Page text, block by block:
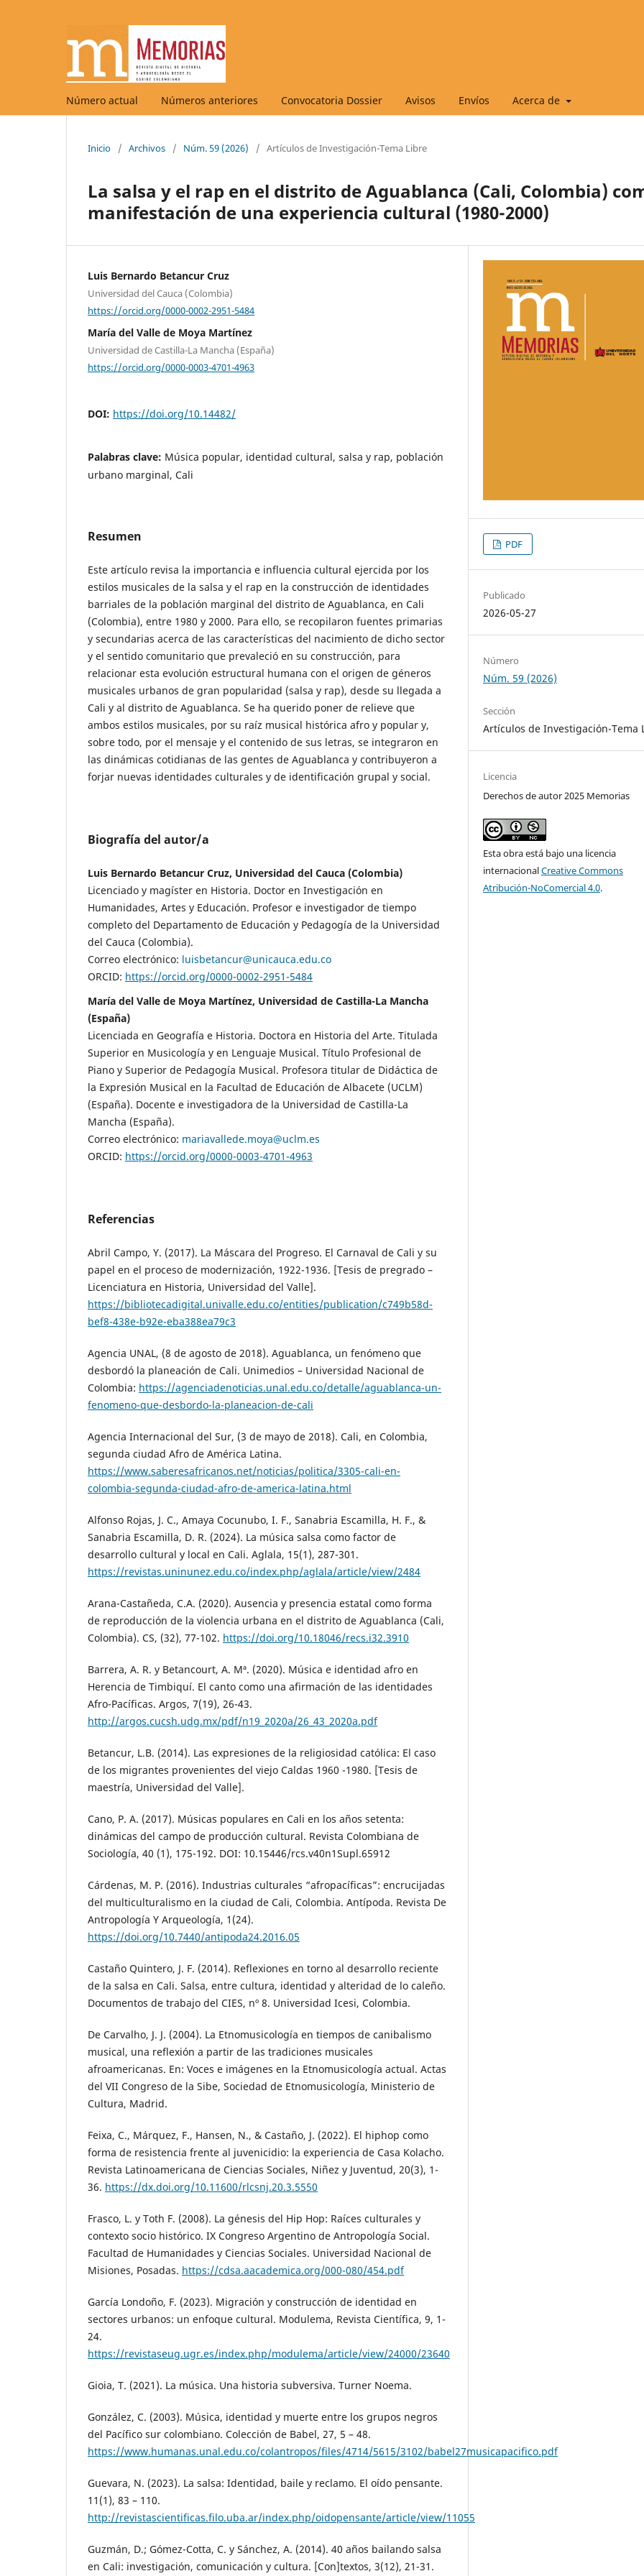
Número actual Números anteriores Convocatoria Dossier Avisos Envíos Acerca de
Inicio / Archivos / Núm. 59 (2026) / Artículos de Investigación-Tema Libre
La salsa y el rap en el distrito de Aguablanca (Cali, Colombia)
manifestación de una experiencia cultural (1980-2000)
Luis Bernardo Betancur Cruz
Universidad del Cauca (Colombia)
https://orcid.org/0000-0002-2951-5484
María del Valle de Moya Martínez
Universidad de Castilla-La Mancha (España)
https://orcid.org/0000-0003-4701-4963
DOI: https://doi.org/10.14482/
Palabras clave: Música popular, identidad cultural, salsa y rap, población
urbano marginal, Cali
Resumen
Este artículo revisa la importancia e influencia cultural ejercida por los
estilos musicales de la salsa y el rap en la construcción de identidades
barriales de la población marginal del distrito de Aguablanca, en Cali
(Colombia), entre 1980 y 2000. Para ello, se recopilaron fuentes primarias
y secundarias acerca de las características del nacimiento de dicho sector
y el sentido comunitario que prevaleció en su construcción, para
relacionar esta evolución estructural humana con el origen de géneros
musicales urbanos de gran popularidad (salsa y rap), desde su llegada a
Cali y al distrito de Aguablanca. Se ha querido poner de relieve que
ambos estilos musicales, por su raíz musical histórica afro y popular y,
sobre todo, por el mensaje y el contenido de sus letras, se integraron en
las dinámicas cotidianas de las gentes de Aguablanca y contribuyeron a
forjar nuevas identidades culturales y de identificación grupal y social.
Biografía del autor/a
Luis Bernardo Betancur Cruz, Universidad del Cauca (Colombia)
Licenciado y magíster en Historia. Doctor en Investigación en
Humanidades, Artes y Educación. Profesor e investigador de tiempo
completo del Departamento de Educación y Pedagogía de la Universidad
del Cauca (Colombia).
Correo electrónico: luisbetancur@unicauca.edu.co
ORCID: https://orcid.org/0000-0002-2951-5484
María del Valle de Moya Martínez, Universidad de Castilla-La Mancha
(España)
Licenciada en Geografía e Historia. Doctora en Historia del Arte. Titulada
Superior en Musicología y en Lenguaje Musical. Título Profesional de
Piano y Superior de Pedagogía Musical. Profesora titular de Didáctica de
la Expresión Musical en la Facultad de Educación de Albacete (UCLM)
(España). Docente e investigadora de la Universidad de Castilla-La
Mancha (España).
Correo electrónico: mariavallede.moya@uclm.es
ORCID: https://orcid.org/0000-0003-4701-4963
Referencias
Abril Campo, Y. (2017). La Máscara del Progreso. El Carnaval de Cali y su
papel en el proceso de modernización, 1922-1936. [Tesis de pregrado –
Licenciatura en Historia, Universidad del Valle].
https://bibliotecadigital.univalle.edu.co/entities/publication/c749b58d-
bef8-438e-b92e-eba388ea79c3
Agencia UNAL, (8 de agosto de 2018). Aguablanca, un fenómeno que
desbordó la planeación de Cali. Unimedios – Universidad Nacional de
Colombia: https://agenciadenoticias.unal.edu.co/detalle/aguablanca-un-
fenomeno-que-desbordo-la-planeacion-de-cali
Agencia Internacional del Sur, (3 de mayo de 2018). Cali, en Colombia,
segunda ciudad Afro de América Latina.
https://www.saberesafricanos.net/noticias/politica/3305-cali-en-
colombia-segunda-ciudad-afro-de-america-latina.html
Alfonso Rojas, J. C., Amaya Cocunubo, I. F., Sanabria Escamilla, H. F., &
Sanabria Escamilla, D. R. (2024). La música salsa como factor de
desarrollo cultural y local en Cali. Aglala, 15(1), 287-301.
https://revistas.uninunez.edu.co/index.php/aglala/article/view/2484
Arana-Castañeda, C.A. (2020). Ausencia y presencia estatal como forma
de reproducción de la violencia urbana en el distrito de Aguablanca (Cali,
Colombia). CS, (32), 77-102. https://doi.org/10.18046/recs.i32.3910
Barrera, A. R. y Betancourt, A. Mª. (2020). Música e identidad afro en
Herencia de Timbiquí. El canto como una afirmación de las identidades
Afro-Pacíficas. Argos, 7(19), 26-43.
http://argos.cucsh.udg.mx/pdf/n19_2020a/26_43_2020a.pdf
Betancur, L.B. (2014). Las expresiones de la religiosidad católica: El caso
de los migrantes provenientes del viejo Caldas 1960 -1980. [Tesis de
maestría, Universidad del Valle].
Cano, P. A. (2017). Músicas populares en Cali en los años setenta:
dinámicas del campo de producción cultural. Revista Colombiana de
Sociología, 40 (1), 175-192. DOI: 10.15446/rcs.v40n1Supl.65912
Cárdenas, M. P. (2016). Industrias culturales “afropacíficas”: encrucijadas
del multiculturalismo en la ciudad de Cali, Colombia. Antípoda. Revista De
Antropología Y Arqueología, 1(24).
https://doi.org/10.7440/antipoda24.2016.05
Castaño Quintero, J. F. (2014). Reflexiones en torno al desarrollo reciente
de la salsa en Cali. Salsa, entre cultura, identidad y alteridad de lo caleño.
Documentos de trabajo del CIES, nº 8. Universidad Icesi, Colombia.
De Carvalho, J. J. (2004). La Etnomusicología en tiempos de canibalismo
musical, una reflexión a partir de las tradiciones musicales
afroamericanas. En: Voces e imágenes en la Etnomusicología actual. Actas
del VII Congreso de la Sibe, Sociedad de Etnomusicología, Ministerio de
Cultura, Madrid.
Feixa, C., Márquez, F., Hansen, N., & Castaño, J. (2022). El hiphop como
forma de resistencia frente al juvenicidio: la experiencia de Casa Kolacho.
Revista Latinoamericana de Ciencias Sociales, Niñez y Juventud, 20(3), 1-
36. https://dx.doi.org/10.11600/rlcsnj.20.3.5550
Frasco, L. y Toth F. (2008). La génesis del Hip Hop: Raíces culturales y
contexto socio histórico. IX Congreso Argentino de Antropología Social.
Facultad de Humanidades y Ciencias Sociales. Universidad Nacional de
Misiones, Posadas. https://cdsa.aacademica.org/000-080/454.pdf
García Londoño, F. (2023). Migración y construcción de identidad en
sectores urbanos: un enfoque cultural. Modulema, Revista Científica, 9, 1-
24.
https://revistaseug.ugr.es/index.php/modulema/article/view/24000/23640
Gioia, T. (2021). La música. Una historia subversiva. Turner Noema.
González, C. (2003). Música, identidad y muerte entre los grupos negros
del Pacífico sur colombiano. Colección de Babel, 27, 5 – 48.
https://www.humanas.unal.edu.co/colantropos/files/4714/5615/3102/babel27musicapacifico.pdf
Guevara, N. (2023). La salsa: Identidad, baile y reclamo. El oído pensante.
11(1), 83 – 110.
http://revistascientificas.filo.uba.ar/index.php/oidopensante/article/view/11055
Guzmán, D.; Gómez-Cotta, C. y Sánchez, A. (2014). 40 años bailando salsa
en Cali: investigación, comunicación y cultura. [Con]textos, 3(12), 21-31.
PDF
Publicado
2026-05-27
Número
Núm. 59 (2026)
Sección
Artículos de Investigación-Tema
Licencia
Derechos de autor 2025 Memorias
Esta obra está bajo una licencia
internacionalCreative Commons
Atribución-NoComercial 4.0.